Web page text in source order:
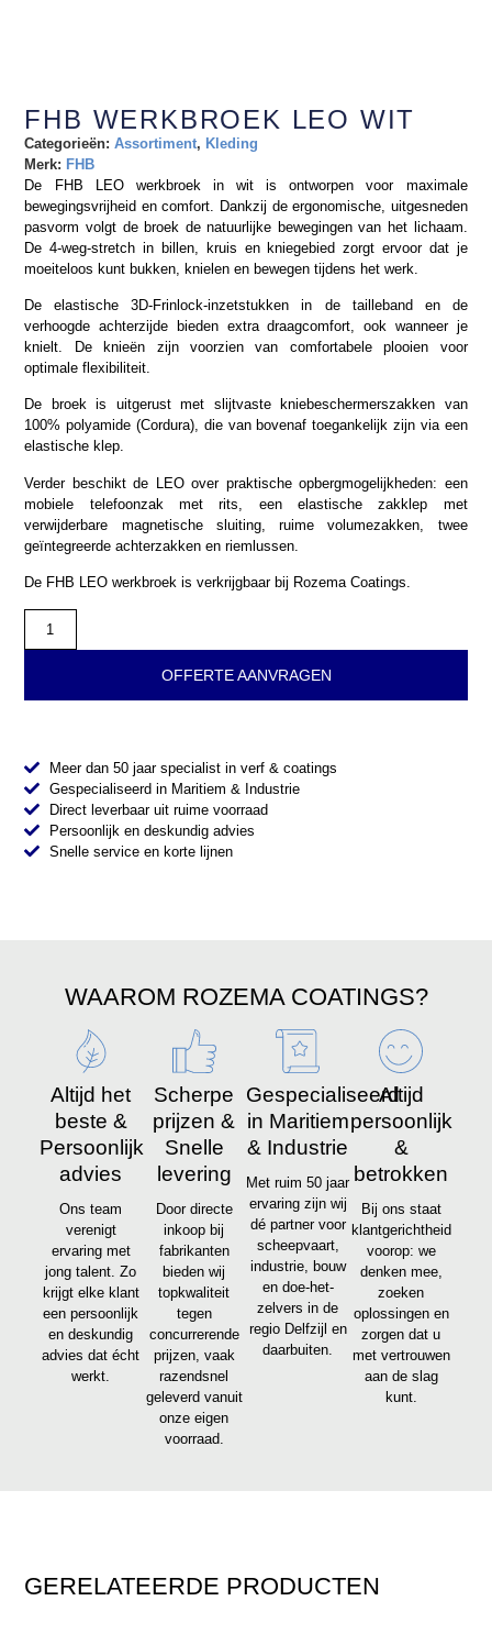
FHB WERKBROEK LEO WIT
Categorieën: Assortiment, Kleding
Merk: FHB
De FHB LEO werkbroek in wit is ontworpen voor maximale
bewegingsvrijheid en comfort. Dankzij de ergonomische, uitgesneden
pasvorm volgt de broek de natuurlijke bewegingen van het lichaam.
De 4-weg-stretch in billen, kruis en kniegebied zorgt ervoor dat je
moeiteloos kunt bukken, knielen en bewegen tijdens het werk.
De elastische 3D-Frinlock-inzetstukken in de tailleband en de
verhoogde achterzijde bieden extra draagcomfort, ook wanneer je
knielt. De knieën zijn voorzien van comfortabele plooien voor
optimale flexibiliteit.
De broek is uitgerust met slijtvaste kniebeschermerszakken van
100% polyamide (Cordura), die van bovenaf toegankelijk zijn via een
elastische klep.
Verder beschikt de LEO over praktische opbergmogelijkheden: een
mobiele telefoonzak met rits, een elastische zakklep met
verwijderbare magnetische sluiting, ruime volumezakken, twee
geïntegreerde achterzakken en riemlussen.
De FHB LEO werkbroek is verkrijgbaar bij Rozema Coatings.
OFFERTE AANVRAGEN
Meer dan 50 jaar specialist in verf & coatings
Gespecialiseerd in Maritiem & Industrie
Direct leverbaar uit ruime voorraad
Persoonlijk en deskundig advies
Snelle service en korte lijnen
WAAROM ROZEMA COATINGS?
Altijd het
beste &
Persoonlijk
advies
Ons team
verenigt
ervaring met
jong talent. Zo
krijgt elke klant
een persoonlijk
en deskundig
advies dat écht
werkt.
Scherpe
prijzen &
Snelle
levering
Door directe
inkoop bij
fabrikanten
bieden wij
topkwaliteit
tegen
concurrerende
prijzen, vaak
razendsnel
geleverd vanuit
onze eigen
voorraad.
Gespecialiseerd
in Maritiem
& Industrie
Met ruim 50 jaar
ervaring zijn wij
dé partner voor
scheepvaart,
industrie, bouw
en doe-het-
zelvers in de
regio Delfzijl en
daarbuiten.
Altijd
persoonlijk
&
betrokken
Bij ons staat
klantgerichtheid
voorop: we
denken mee,
zoeken
oplossingen en
zorgen dat u
met vertrouwen
aan de slag
kunt.
GERELATEERDE PRODUCTEN